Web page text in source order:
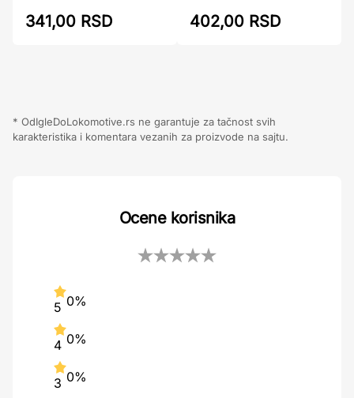
341,00 RSD 402,00 RSD
* OdIgleDoLokomotive.rs ne garantuje za tačnost svih
karakteristika i komentara vezanih za proizvode na sajtu.
Ocene korisnika
5 0%
4 0%
3 0%